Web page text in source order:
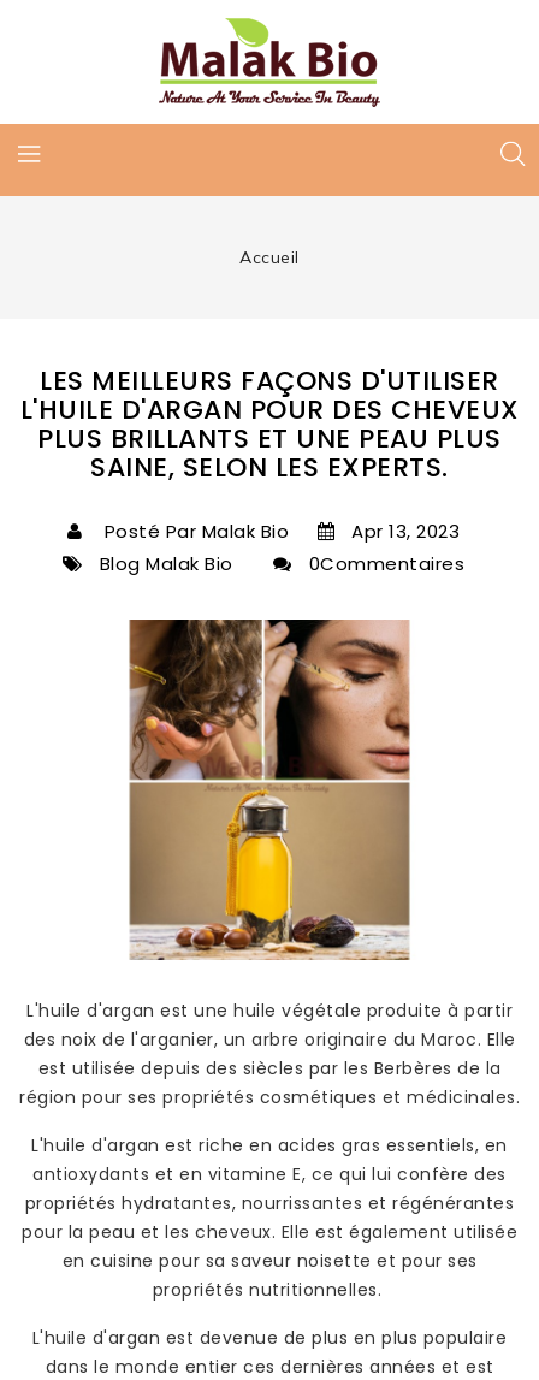
Accueil
LES MEILLEURS FAÇONS D'UTILISER
L'HUILE D'ARGAN POUR DES CHEVEUX
PLUS BRILLANTS ET UNE PEAU PLUS
SAINE, SELON LES EXPERTS.
Posté Par Malak Bio
Apr 13, 2023
Blog Malak Bio
0Commentaires
L'huile d'argan est une huile végétale produite à partir
des noix de l'arganier, un arbre originaire du Maroc. Elle
est utilisée depuis des siècles par les Berbères de la
région pour ses propriétés cosmétiques et médicinales.
L'huile d'argan est riche en acides gras essentiels, en
antioxydants et en vitamine E, ce qui lui confère des
propriétés hydratantes, nourrissantes et régénérantes
pour la peau et les cheveux. Elle est également utilisée
en cuisine pour sa saveur noisette et pour ses
propriétés nutritionnelles.
L'huile d'argan est devenue de plus en plus populaire
dans le monde entier ces dernières années et est